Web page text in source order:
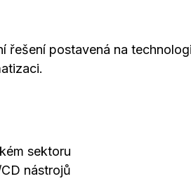
řešení postavená na
sektoru
nástrojů